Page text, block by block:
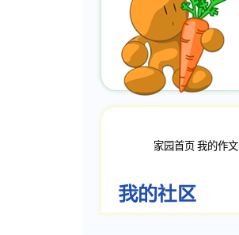
家园首页 我的作文